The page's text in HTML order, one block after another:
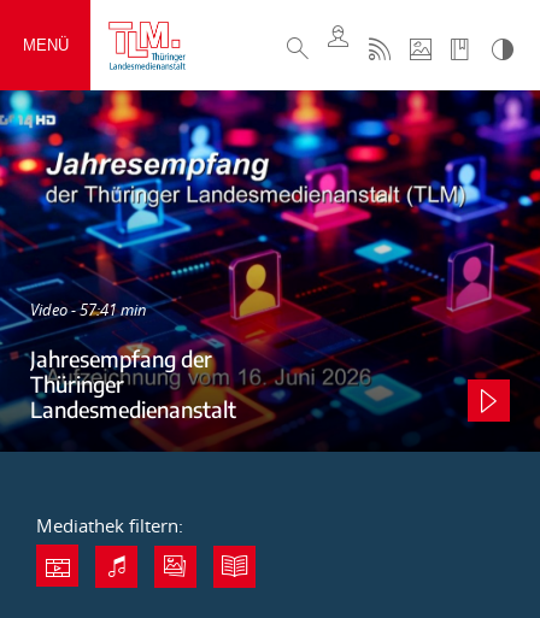
MENÜ
Video - 57:41 min
Jahresempfang der
Thüringer
Landesmedienanstalt
Mediathek filtern: